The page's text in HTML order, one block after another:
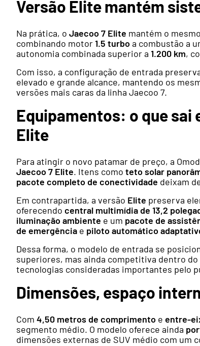
Versão Elite mantém
Na prática, o Jaecoo 7 Elite mantém o
combinando motor1.5 turboa combustão a
autonomia combinada superior a 1.200 km,
Com isso, a configuração de entrada
elevado e grande alcance, mantendo os
versões mais caras da linha Jaecoo 7.
Equipamentos: o que sai
Elite
Para atingir o novo patamar de preço, a
Jaecoo 7 Elite. Itens como teto solar
pacote completo de conectividade deixam
Em contrapartida, a versão Elite preserva
oferecendo central multimídia de 13,2
iluminação ambiente e um pacote de
de emergência e piloto automático
Dessa forma, o modelo de entrada se
superiores, mas ainda competitiva dentro
tecnologias consideradas importantes pelo
Dimensões, espaço
Com 4,50 metros de comprimento e entre-
segmento médio. O modelo oferece ainda
dimensões externas de SUV médio com um